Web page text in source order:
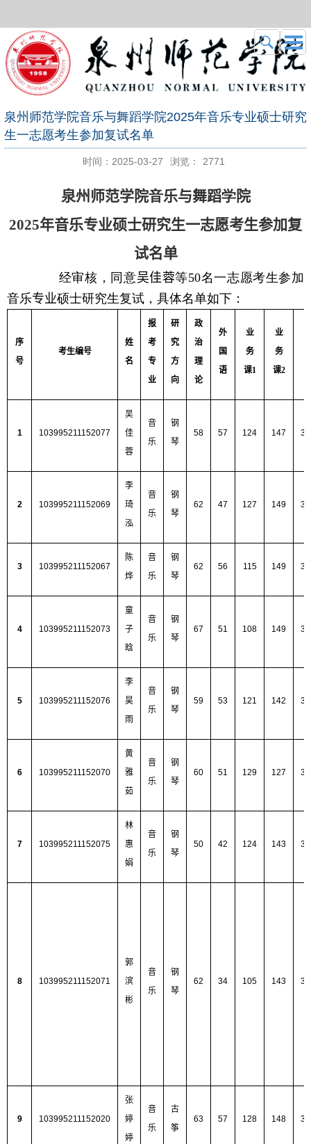
泉州师范学院音乐与舞蹈学院2025年音乐专业硕士研究
生一志愿考生参加复试名单
时间：2025-03-27 浏览： 2771
泉州师范学院音乐与舞蹈学院
2025年音乐专业硕士研究生一志愿考生参加复
试名单
经审核，同意吴佳蓉等50名一志愿考生参加
音乐专业硕士研究生复试，具体名单如下：
序
号
考生编号
姓
名
报
考
专
业
研
究
方
向
政
治
理
论
外
国
语
业
务
课1
业
务
课2
1 103995211152077
吴
佳
蓉
音
乐
钢
琴
58 57 124 147
2 103995211152069
李
琦
泓
音
乐
钢
琴
62 47 127 149
3 103995211152067
陈
烨
音
乐
钢
琴
62 56 115 149
4 103995211152073
童
子
晗
音
乐
钢
琴
67 51 108 149
5 103995211152076
李
昊
雨
音
乐
钢
琴
59 53 121 142
6 103995211152070
黄
雅
茹
音
乐
钢
琴
60 51 129 127
7 103995211152075
林
惠
娟
音
乐
钢
琴
50 42 124 143
8 103995211152071
郭
滨
彬
音
乐
钢
琴
62 34 105 143
9 103995211152020
张
婷
婷
音
乐
古
筝
63 57 128 148